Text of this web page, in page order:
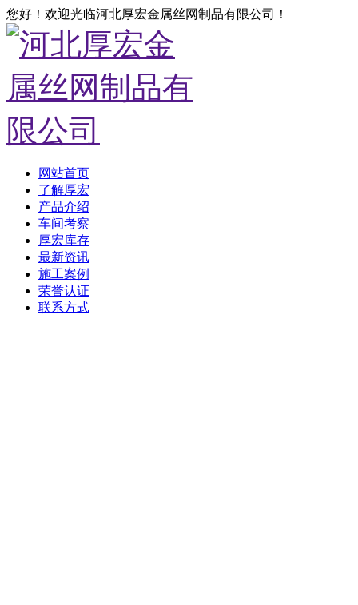
您好！欢迎光临河北厚宏金属丝网制品有限公司！
网站首页
了解厚宏
产品介绍
车间考察
厚宏库存
最新资讯
施工案例
荣誉认证
联系方式